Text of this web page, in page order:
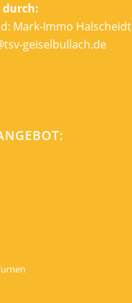
Mark-Immo Halscheidt
geiselbullach.de